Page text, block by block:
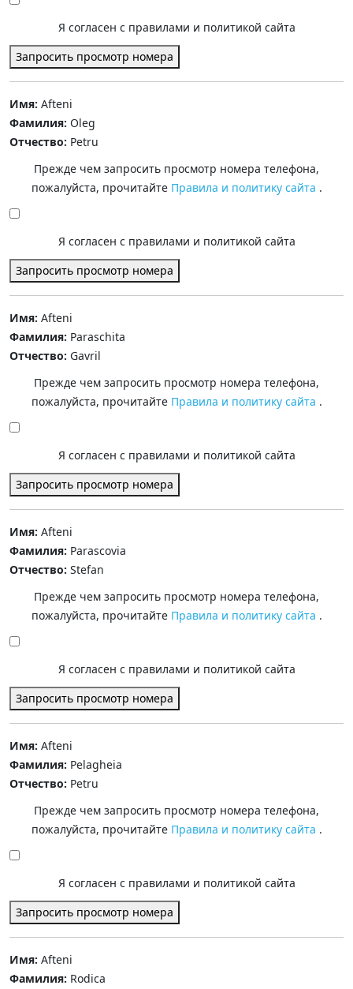
Я согласен с правилами и политикой сайта
Запросить просмотр номера
Имя: Afteni
Фамилия: Oleg
Отчество: Petru
Прежде чем запросить просмотр номера телефона,
пожалуйста, прочитайте Правила и политику сайта .
Я согласен с правилами и политикой сайта
Запросить просмотр номера
Имя: Afteni
Фамилия: Paraschita
Отчество: Gavril
Прежде чем запросить просмотр номера телефона,
пожалуйста, прочитайте Правила и политику сайта .
Я согласен с правилами и политикой сайта
Запросить просмотр номера
Имя: Afteni
Фамилия: Parascovia
Отчество: Stefan
Прежде чем запросить просмотр номера телефона,
пожалуйста, прочитайте Правила и политику сайта .
Я согласен с правилами и политикой сайта
Запросить просмотр номера
Имя: Afteni
Фамилия: Pelagheia
Отчество: Petru
Прежде чем запросить просмотр номера телефона,
пожалуйста, прочитайте Правила и политику сайта .
Я согласен с правилами и политикой сайта
Запросить просмотр номера
Имя: Afteni
Фамилия: Rodica